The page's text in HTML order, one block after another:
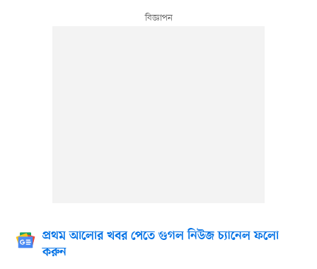
প্রথম আলোর খবর পেতে গুগল নিউজ চ্যানেল ফলো
করুন